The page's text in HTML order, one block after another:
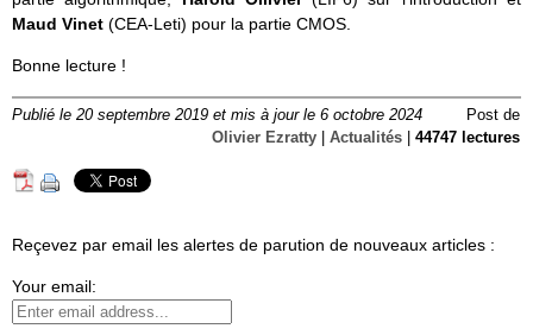
Maud Vinet (CEA-Leti) pour la partie CMOS.
Bonne lecture !
Publié le 20 septembre 2019 et mis à jour le 6 octobre 2024
Post de
Olivier Ezratty
Actualités 44747 lectures
Reçevez par email les alertes de parution de nouveaux articles :
Your email: